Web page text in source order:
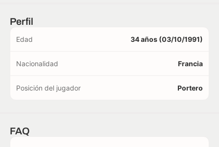
Perfil
Edad 34 años (03/10/1991)
Nacionalidad Francia
Posición del jugador Portero
FAQ